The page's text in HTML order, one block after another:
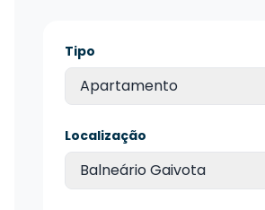
Tipo
Apartamento
Localização
Balneário Gaivota